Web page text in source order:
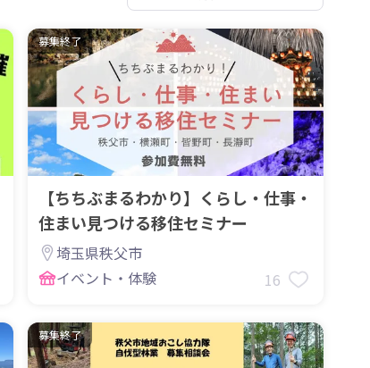
募集終了
【ちちぶまるわかり】くらし・仕事・
住まい見つける移住セミナー
埼玉県秩父市
イベント・体験
16
募集終了